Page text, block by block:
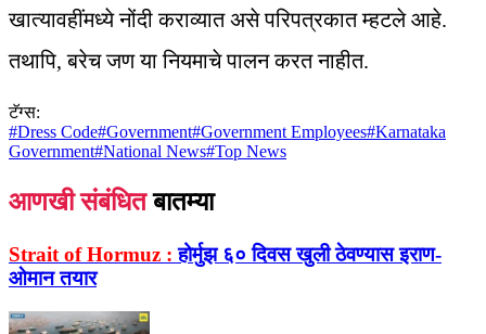
खात्यावहींमध्ये नोंदी कराव्यात असे परिपत्रकात म्हटले आहे.
तथापि, बरेच जण या नियमाचे पालन करत नाहीत.
टॅग्स:
#Dress Code#Government#Government Employees#Karnataka
Government#National News#Top News
आणखी संबंधित बातम्या
Strait of Hormuz : होर्मुझ ६० दिवस खुली ठेवण्यास इराण-
ओमान तयार